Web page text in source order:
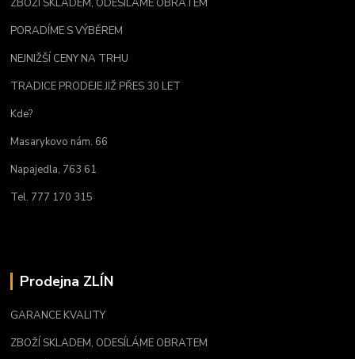
ZBOŽÍ SKLADEM, ODESÍLÁME OBRATEM
PORADÍME S VÝBĚREM
NEJNIŽŠÍ CENY NA TRHU
TRADICE PRODEJE JIŽ PŘES 30 LET
Kde?
Masarykovo nám. 66
Napajedla, 763 61
Tel. 777 170 315
Prodejna ZLÍN
GARANCE KVALITY
ZBOŽÍ SKLADEM, ODESÍLÁME OBRATEM